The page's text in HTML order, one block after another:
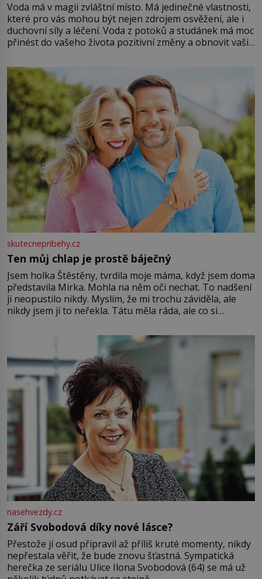
Voda má v magii zvláštní místo. Má jedinečné vlastnosti,
které pro vás mohou být nejen zdrojem osvěžení, ale i
duchovní síly a léčení. Voda z potoků a studánek má moc
přinést do vašeho života pozitivní změny a obnovit vaši
můžete obohatit své rituály a přinést do svého života
větší harmonii a klid. Je důležité
skutecnepribehy.cz
Ten můj chlap je prostě báječný
Jsem holka Štěstěny, tvrdila moje máma, když jsem doma
představila Mirka. Mohla na něm oči nechat. To nadšení
ji neopustilo nikdy. Myslím, že mi trochu záviděla, ale
nikdy jsem jí to neřekla. Tátu měla ráda, ale co si
Jsme spolu moc rádi Tehdy byla jiná doba, když
nasehvezdy.cz
Září Svobodová díky nové lásce?
Přestože jí osud připravil až příliš kruté momenty, nikdy
nepřestala věřit, že bude znovu šťastná. Sympatická
herečka ze seriálu Ulice Ilona Svobodová (64) se má už